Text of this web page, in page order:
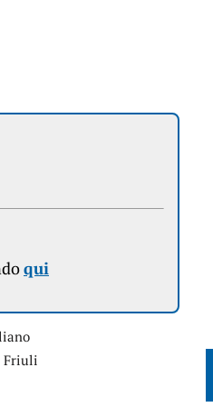
qui
Friuli